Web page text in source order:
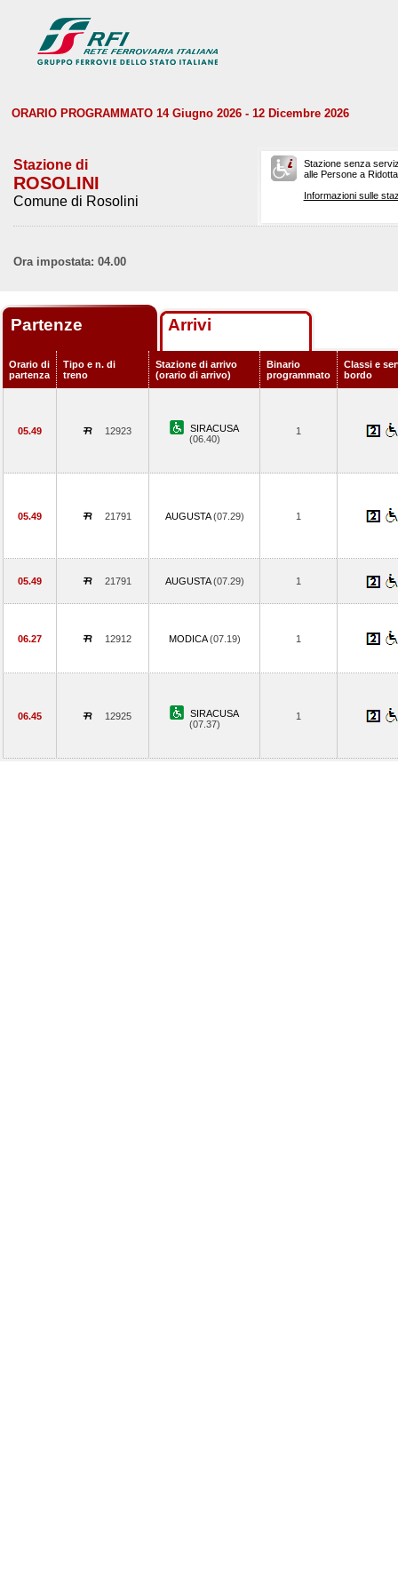
ORARIO PROGRAMMATO 14 Giugno 2026 - 12 Dicembre 2026
Stazione di
ROSOLINI
Comune di Rosolini
Stazione senza
alle Persone a
Informazioni sulle
Ora impostata: 04.00
Partenze Arrivi
Orario di
partenza
Tipo e n. di
treno
Stazione di arrivo
(orario di arrivo)
Binario
programmato
Classi e
bordo
05.49 12923
SIRACUSA
(06.40)
1
05.49 21791 AUGUSTA(07.29) 1
05.49 21791 AUGUSTA(07.29) 1
06.27 12912 MODICA(07.19) 1
06.45 12925
SIRACUSA
(07.37)
1